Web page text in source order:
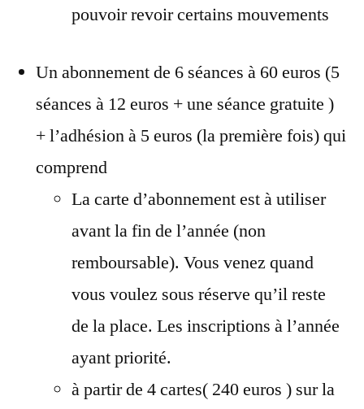
pouvoir revoir certains mouvements
Un abonnement de 6 séances à 60 euros (5
séances à 12 euros + une séance gratuite )
+ l’adhésion à 5 euros (la première fois) qui
comprend
La carte d’abonnement est à utiliser
avant la fin de l’année (non
remboursable). Vous venez quand
vous voulez sous réserve qu’il reste
de la place. Les inscriptions à l’année
ayant priorité.
à partir de 4 cartes( 240 euros ) sur la